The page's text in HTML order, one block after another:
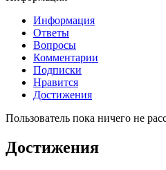
Информация
Ответы
Вопросы
Комментарии
Подписки
Нравится
Достижения
Пользователь пока ничего не
Достижения